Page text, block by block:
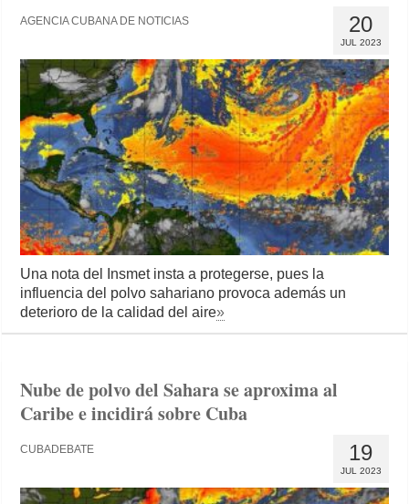
20
JUL 2023
AGENCIA CUBANA DE NOTICIAS
Una nota del Insmet insta a protegerse, pues la
influencia del polvo sahariano provoca además un
deterioro de la calidad del aire»
Nube de polvo del Sahara se aproxima al
Caribe e incidirá sobre Cuba
19
JUL 2023
CUBADEBATE